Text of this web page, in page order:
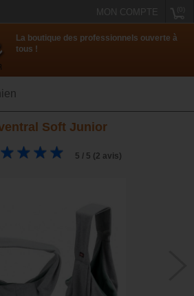
MON COMPTE
La boutique des professionnels ouverte à
tous !
Soft Junior
5 / 5 (2 avis)